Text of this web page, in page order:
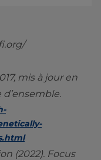
mis à jour en
(2022). Focus